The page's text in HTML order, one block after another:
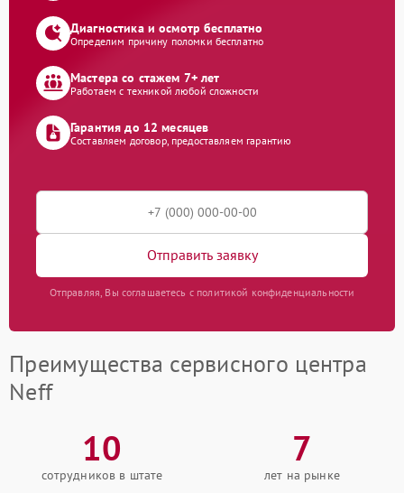
Диагностика и осмотр бесплатно
Определим причину поломки бесплатно
Мастера со стажем 7+ лет
Работаем с техникой любой сложности
Гарантия до 12 месяцев
Составляем договор, предоставляем гарантию
Отправить заявку
Отправляя, Вы соглашаетесь с политикой конфиденциальности
Преимущества сервисного центра
Neff
10
сотрудников в штате
7
лет на рынке